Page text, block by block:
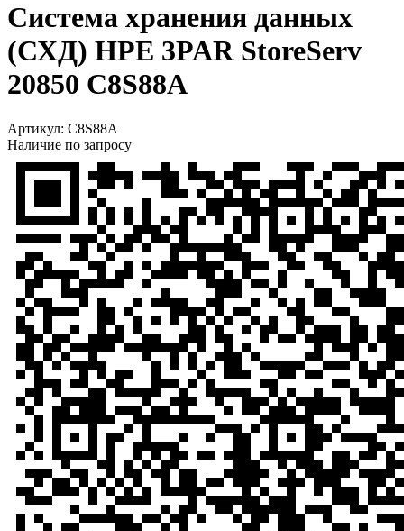
Система хранения данных
(СХД) HPE 3PAR StoreServ
20850 C8S88A
Артикул: C8S88A
Наличие по запросу